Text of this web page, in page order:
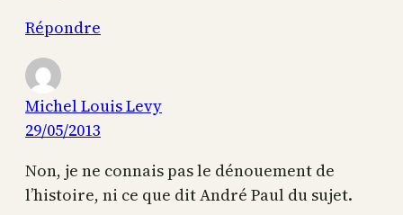
Répondre
Michel Louis Levy
29/05/2013
Non, je ne connais pas le dénouement de
l’histoire, ni ce que dit André Paul du sujet.